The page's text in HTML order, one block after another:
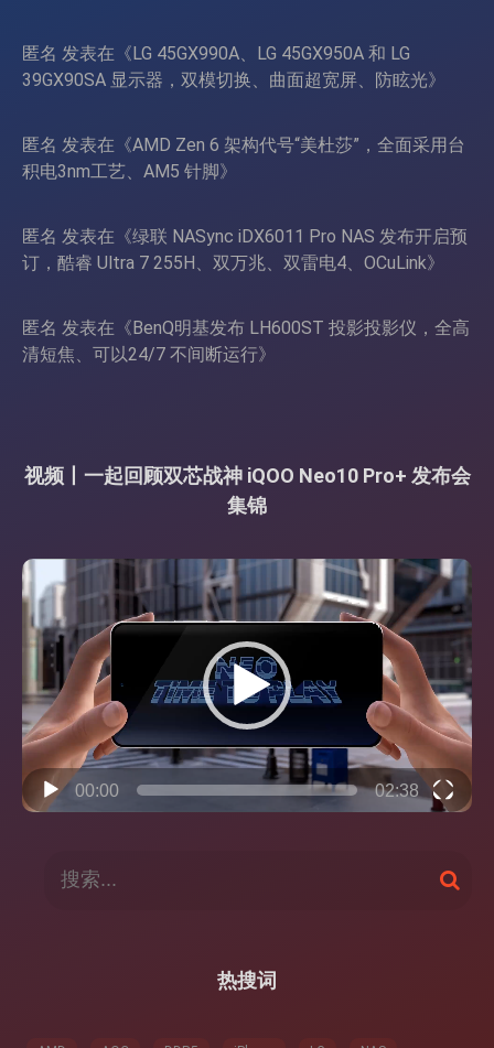
匿名 发表在《LG 45GX990A、LG 45GX950A 和 LG
39GX90SA 显示器，双模切换、曲面超宽屏、防眩光》
匿名 发表在《AMD Zen 6 架构代号“美杜莎”，全面采用台
积电3nm工艺、AM5 针脚》
匿名 发表在《绿联 NASync iDX6011 Pro NAS 发布开启预
订，酷睿 Ultra 7 255H、双万兆、双雷电4、OCuLink》
匿名 发表在《BenQ明基发布 LH600ST 投影投影仪，全高
清短焦、可以24/7 不间断运行》
视频丨一起回顾双芯战神 iQOO Neo10 Pro+ 发布会
集锦
视
频
播
放
器
00:00 02:38
搜
索
热搜词